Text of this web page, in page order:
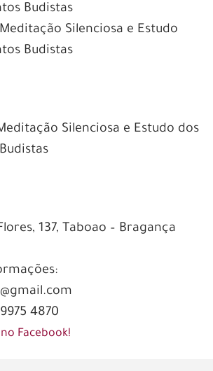
Budistas
Meditação Silenciosa e Estudo
Budistas
Silenciosa e Estudo dos
137, Taboao – Bragança
4870
Facebook!